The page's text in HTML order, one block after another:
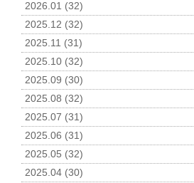
2026.01 (32)
2025.12 (32)
2025.11 (31)
2025.10 (32)
2025.09 (30)
2025.08 (32)
2025.07 (31)
2025.06 (31)
2025.05 (32)
2025.04 (30)